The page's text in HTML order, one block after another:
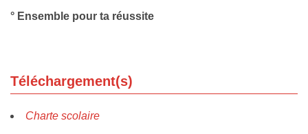
° Ensemble pour ta réussite
Téléchargement(s)
Charte scolaire